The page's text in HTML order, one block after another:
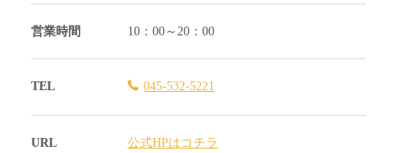
営業時間 10：00～20：00
TEL 045-532-5221
URL
公式HPはコチラ